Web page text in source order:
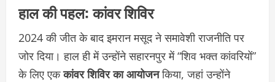
हाल की पहल: कांवर शिविर
2024 की जीत के बाद इमरान मसूद ने समावेशी राजनीति पर
जोर दिया। हाल ही में उन्होंने सहारनपुर में “शिव भक्त कांवरियों”
के लिए एककांवर शिविर का आयोजनकिया, जहां उन्होंने